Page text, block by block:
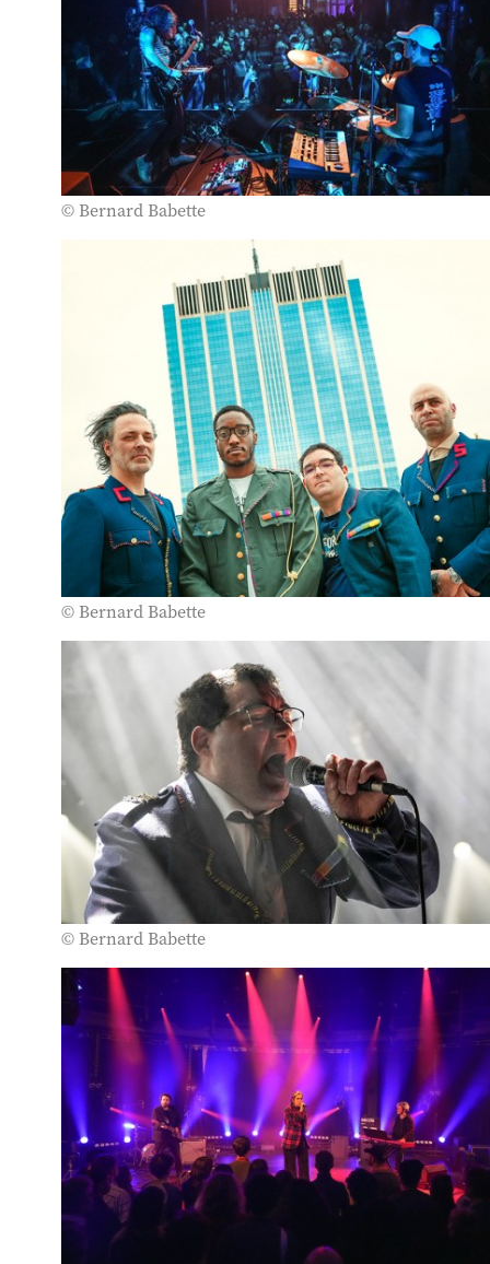
© Bernard Babette
© Bernard Babette
© Bernard Babette